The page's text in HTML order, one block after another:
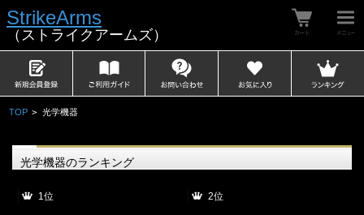
StrikeArms
（ストライクアームズ）
TOP > 光学機器
光学機器のランキング
1位 2位